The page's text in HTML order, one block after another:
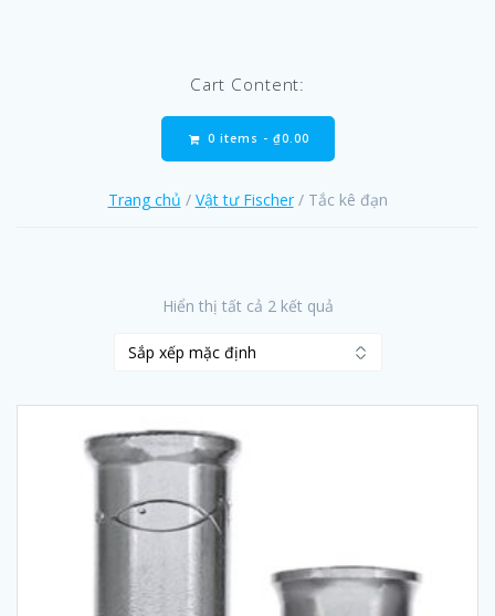
Cart Content:
0 items - ₫0.00
Trang chủ / Vật tư Fischer/ Tắc kê đạn
Hiển thị tất cả 2 kết quả